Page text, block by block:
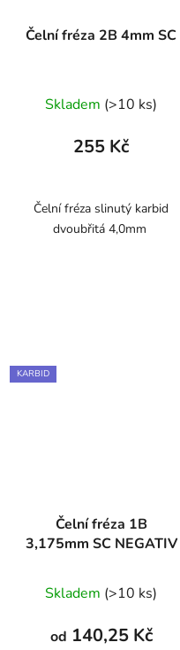
Čelní fréza 2B 4mm SC
Skladem (>10 ks)
255 Kč
Čelní fréza slinutý karbid
dvoubřitá 4,0mm
KARBID
Čelní fréza 1B
3,175mm SC NEGATIV
Skladem (>10 ks)
od 140,25 Kč